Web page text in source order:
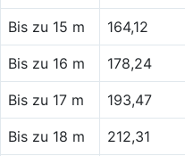
Bis zu 15 m 164,12
Bis zu 16 m 178,24
Bis zu 17 m 193,47
Bis zu 18 m 212,31